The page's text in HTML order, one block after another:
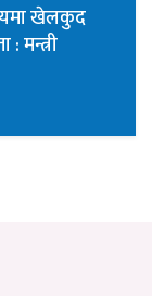
खेलकुद
मन्त्री